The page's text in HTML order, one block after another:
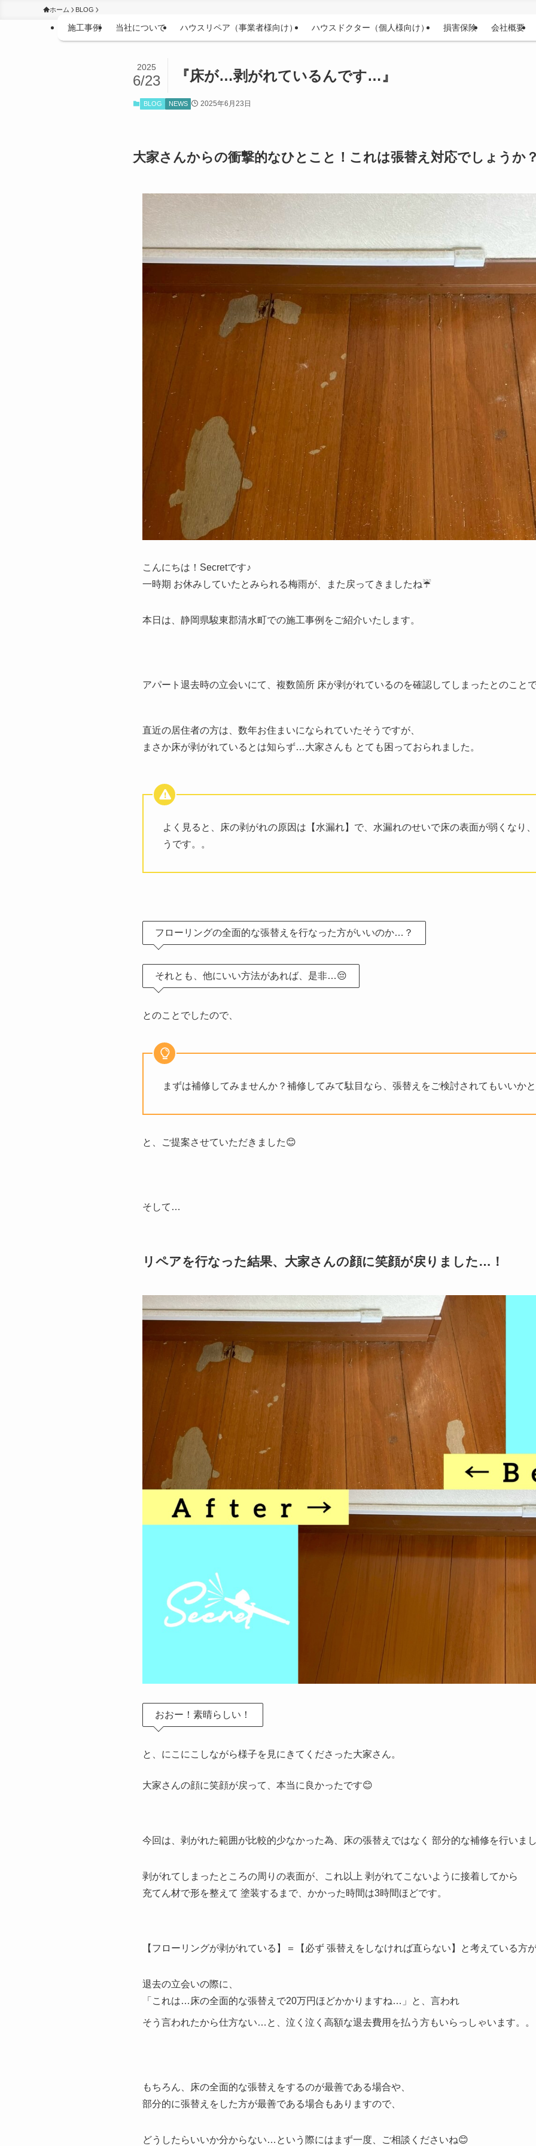
施工事例 当社について ハウスリペア（事業者様向け） ハウスドクター（個人様向け） 損害保険 会社概要
ホーム BLOG
『床が…剥がれているんです…』
2025
6/23
BLOG NEWS 2025年6月23日
大家さんからの衝撃的なひとこと！これは張替え対応でしょうか
こんにちは！Secretです♪
一時期 お休みしていたとみられる梅雨が、また戻ってきましたね☔️
本日は、静岡県駿東郡清水町での施工事例をご紹介いたします。
アパート退去時の立会いにて、複数箇所 床が剥がれているのを確認してしまったとのこと
直近の居住者の方は、数年お住まいになられていたそうですが、
まさか床が剥がれているとは知らず…大家さんも とても困っておられました。
よく見ると、床の剥がれの原因は【水漏れ】で、水漏れのせいで床の表面が弱くなり
うです。。
フローリングの全面的な張替えを行なった方がいいのか…？
それとも、他にいい方法があれば、是非…😔
とのことでしたので、
まずは補修してみませんか？補修してみて駄目なら、張替えをご検討されてもいいか
と、ご提案させていただきました😊
そして…
リペアを行なった結果、大家さんの顔に笑顔が戻りました…！
おおー！素晴らしい！
と、にこにこしながら様子を見にきてくださった大家さん。
大家さんの顔に笑顔が戻って、本当に良かったです😊
今回は、剥がれた範囲が比較的少なかった為、床の張替えではなく 部分的な補修を行いま
剥がれてしまったところの周りの表面が、これ以上 剥がれてこないように接着してから
充てん材で形を整えて 塗装するまで、かかった時間は3時間ほどです。
【フローリングが剥がれている】＝【必ず 張替えをしなければ直らない】と考えている方
退去の立会いの際に、
「これは…床の全面的な張替えで20万円ほどかかりますね…」と、言われ
そう言われたから仕方ない…と、泣く泣く高額な退去費用を払う方もいらっしゃいます。。
もちろん、床の全面的な張替えをするのが最善である場合や、
部分的に張替えをした方が最善である場合もありますので、
どうしたらいいか分からない…という際にはまず一度、ご相談くださいね😊